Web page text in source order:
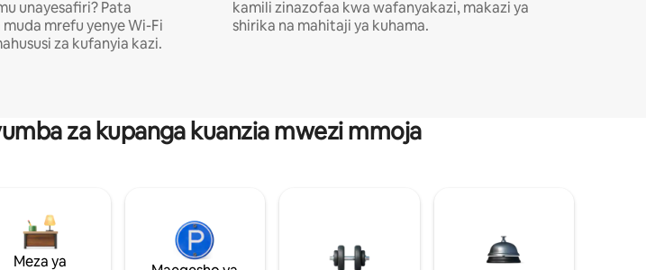
unayesafiri? Pata
mrefu yenye Wi-Fi
za kufanyia kazi.
kamili zinazofaa kwa wafanyakazi, makazi ya
shirika na mahitaji ya kuhama.
za kupanga kuanzia mwezi mmoja
Meza ya